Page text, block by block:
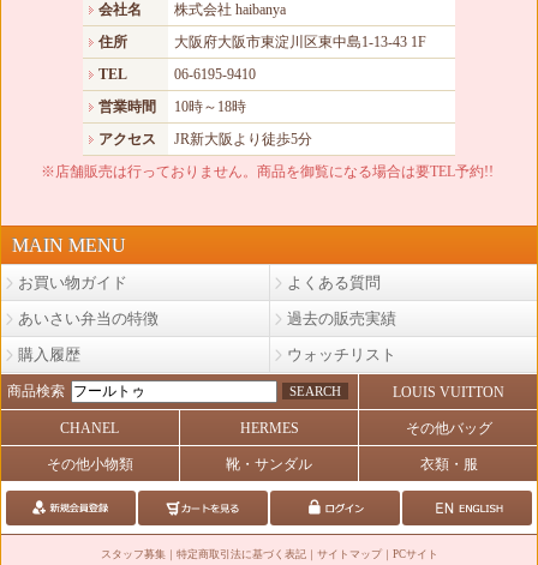
会社名
株式会社 haibanya
住所
大阪府大阪市東淀川区東中島1-13-43 1F
TEL
06-6195-9410
営業時間
10時～18時
アクセス
JR新大阪より徒歩5分
※店舗販売は行っておりません。商品を御覧になる場合は要TEL予約!!
MAIN MENU
お買い物ガイド
よくある質問
あいさい弁当の特徴
過去の販売実績
購入履歴
ウォッチリスト
商品検索 SEARCH LOUIS VUITTON
CHANEL HERMES その他バッグ
その他小物類 靴・サンダル 衣類・服
スタッフ募集｜ 特定商取引法に基づく表記｜ サイトマップ｜ PCサイト